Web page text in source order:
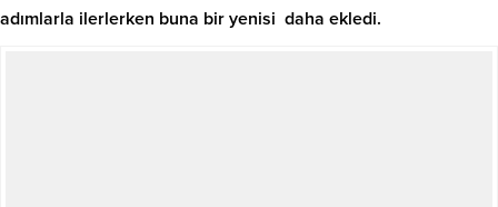
adımlarla ilerlerken buna bir yenisi daha ekledi.